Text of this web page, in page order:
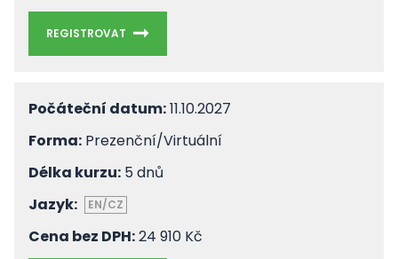
REGISTROVAT
Počáteční datum:11.10.2027
Forma: Prezenční/Virtuální
Délka kurzu: 5 dnů
Jazyk:
EN/CZ
Cena bez DPH:24 910 Kč